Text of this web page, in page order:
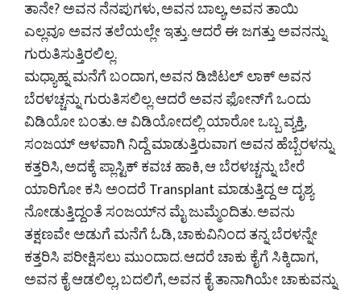
ತಾನೇ? ಅವನ ನೆನಪುಗಳು, ಅವನ ಬಾಲ್ಯ, ಅವನ ತಾಯಿ
ಎಲ್ಲವೂ ಅವನ ತಲೆಯಲ್ಲೇ ಇತ್ತು. ಆದರೆ ಈ ಜಗತ್ತು ಅವನನ್ನು
ಗುರುತಿಸುತ್ತಿರಲಿಲ್ಲ.
ಮಧ್ಯಾಹ್ನ ಮನೆಗೆ ಬಂದಾಗ, ಅವನ ಡಿಜಿಟಲ್ ಲಾಕ್ ಅವನ
ಬೆರಳಚ್ಚನ್ನು ಗುರುತಿಸಲಿಲ್ಲ. ಆದರೆ ಅವನ ಫೋನ್‌ಗೆ ಒಂದು
ವಿಡಿಯೋ ಬಂತು. ಆ ವಿಡಿಯೋದಲ್ಲಿ ಯಾರೋ ಒಬ್ಬ ವ್ಯಕ್ತಿ,
ಸಂಜಯ್ ಆಳವಾಗಿ ನಿದ್ದೆ ಮಾಡುತ್ತಿರುವಾಗ ಅವನ ಹೆಬ್ಬೆರಳನ್ನು
ಕತ್ತರಿಸಿ, ಅದಕ್ಕೆ ಪ್ಲಾಸ್ಟಿಕ್ ಕವಚ ಹಾಕಿ, ಆ ಬೆರಳಚ್ಚನ್ನು ಬೇರೆ
ಯಾರಿಗೋ ಕಸಿ ಅಂದರೆ Transplant ಮಾಡುತ್ತಿದ್ದ ಆ ದೃಶ್ಯ
ನೋಡುತ್ತಿದ್ದಂತೆ ಸಂಜಯ್‌ನ ಮೈ ಜುಮ್ಮೆಂದಿತು. ಅವನು
ತಕ್ಷಣವೇ ಅಡುಗೆ ಮನೆಗೆ ಓಡಿ, ಚಾಕುವಿನಿಂದ ತನ್ನ ಬೆರಳನ್ನೇ
ಕತ್ತರಿಸಿ ಪರೀಕ್ಷಿಸಲು ಮುಂದಾದ. ಆದರೆ ಚಾಕು ಕೈಗೆ ಸಿಕ್ಕಿದಾಗ,
ಅವನ ಕೈ ಆಡಲಿಲ್ಲ, ಬದಲಿಗೆ, ಅವನ ಕೈ ತಾನಾಗಿಯೇ ಚಾಕುವನ್ನು